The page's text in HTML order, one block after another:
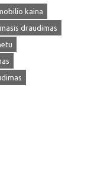
kaina
draudimas